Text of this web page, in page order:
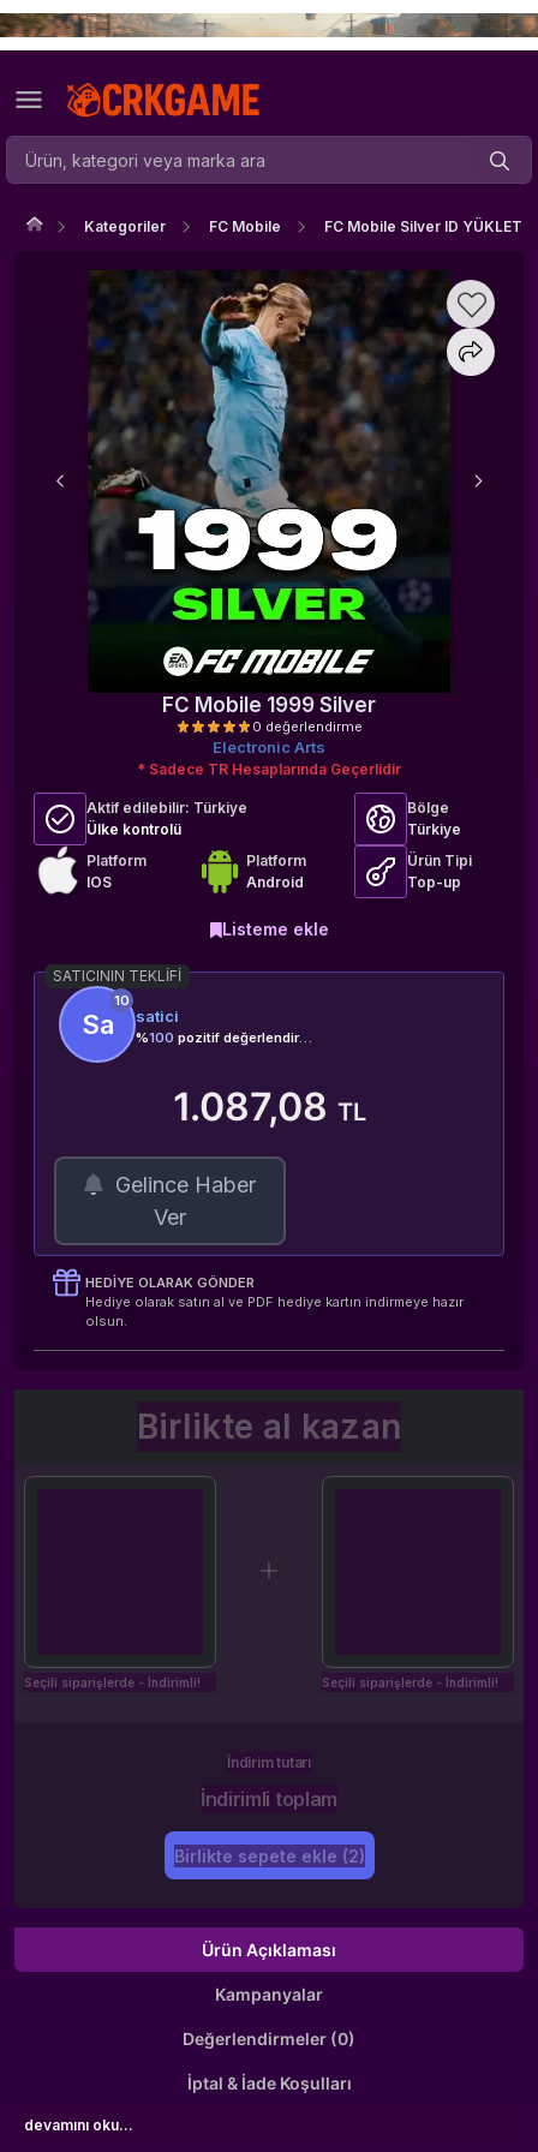
Kategoriler FC Mobile FC Mobile Silver ID YÜKLET
FC Mobile 1999 Silver
Electronic Arts
* Sadece TR Hesaplarında Geçerlidir
Aktif edilebilir: Türkiye
Ülke kontrolü
Bölge
Türkiye
Platform
IOS
Platform
Android
Ürün Tipi
Top-up
Listeme ekle
SATICININ TEKLIFI
10
Sa satici
%100 pozitif değerlendirme
1.087,08 TL
Gelince Haber
Ver
HEDIYE OLARAK GÖNDER
Hediye olarak satın al ve PDF hediye kartın indirmeye hazır
olsun.
Birlikte al kazan
Seçili siparişlerde - İndirimli! Seçili siparişlerde - İndirimli!
İndirim tutarı
İndirimli toplam
Birlikte sepete ekle (2)
Ürün Açıklaması
Kampanyalar
Değerlendirmeler (0)
İptal & İade Koşulları
devamını oku...